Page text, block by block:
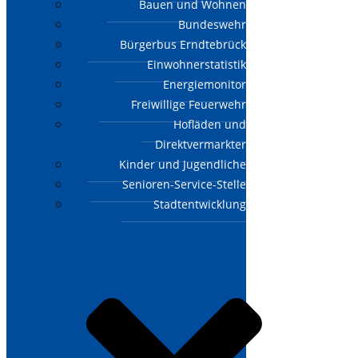
Bauen und Wohnen
Bundeswehr
Bürgerbus Erndtebrück
Einwohnerstatistik
Energiemonitor
Freiwillige Feuerwehr
Hofläden und
Direktvermarkter
Kinder und Jugendliche
Senioren-Service-Stelle
Stadtentwicklung